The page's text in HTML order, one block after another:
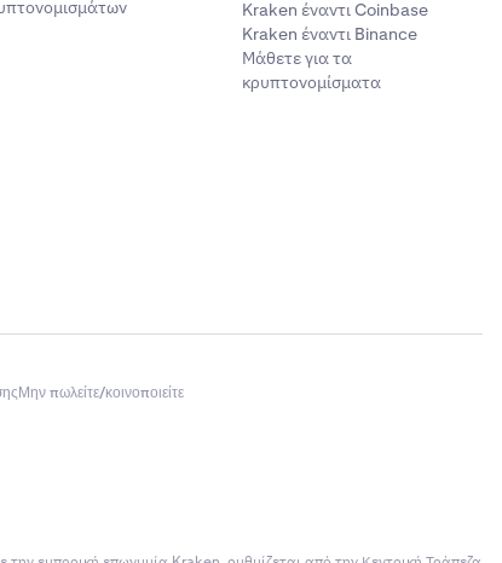
Kraken έναντι Coinbase
Kraken έναντι Binance
Μάθετε για τα
κρυπτονομίσματα
Μην πωλείτε/κοινοποιείτε